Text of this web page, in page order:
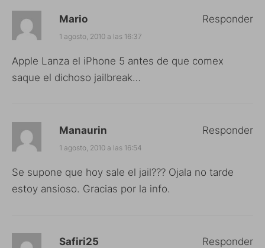
Mario
1 agosto, 2010 a las 16:37
Apple Lanza el iPhone 5 antes de que comex
saque el dichoso jailbreak…
Responder
Manaurin
1 agosto, 2010 a las 16:54
Se supone que hoy sale el jail??? Ojala no tarde
estoy ansioso. Gracias por la info.
Responder
Safiri25 Responder